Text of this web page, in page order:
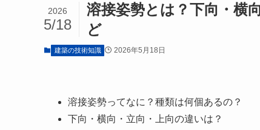
溶接姿勢とは？下向・横
ど
2026
5/18
建築の技術知識 2026年5月18日
溶接姿勢ってなに？種類は何個あるの？
下向・横向・立向・上向の違いは？